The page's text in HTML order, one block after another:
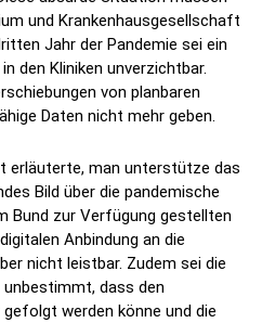
und Krankenhausgesellschaft
Jahr der Pandemie sei ein
den Kliniken unverzichtbar.
von planbaren
Daten nicht mehr geben.
erläuterte, man unterstütze das
Bild über die pandemische
Bund zur Verfügung gestellten
Anbindung an die
nicht leistbar. Zudem sei die
dass den
werden könne und die